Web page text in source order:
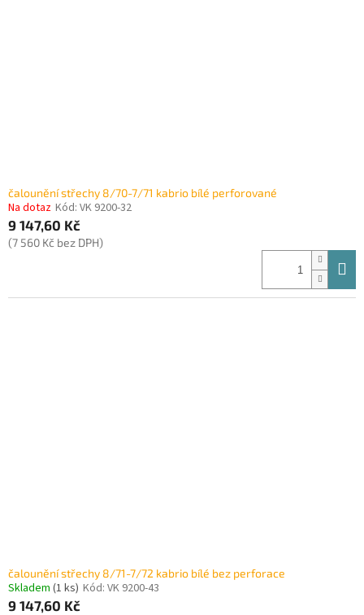
čalounění střechy 8/70-7/71 kabrio bílé perforované
Na dotaz Kód: VK 9200-32
9 147,60 Kč
(7 560 Kč bez DPH)
čalounění střechy 8/71-7/72 kabrio bílé bez perforace
Skladem (1 ks) Kód: VK 9200-43
9 147,60 Kč